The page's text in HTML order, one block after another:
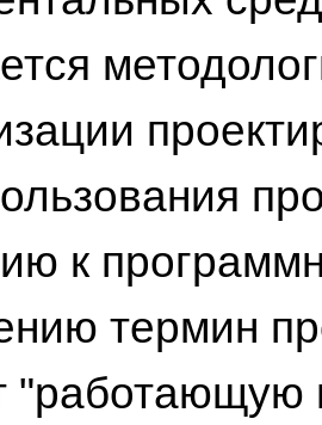
к
термин
"работающую